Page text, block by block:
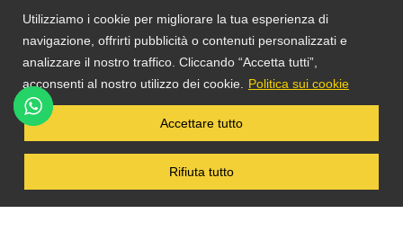
Utilizziamo i cookie per migliorare la tua esperienza di
navigazione, offrirti pubblicità o contenuti personalizzati e
analizzare il nostro traffico. Cliccando “Accetta tutti”,
acconsenti al nostro utilizzo dei cookie.
Politica sui cookie
Rifiuta tutto
Accettare tutto
TS DACOM
S.R.L. UNIPERSONALE P. IVA
03055900231 © COPYRIGHT 2025 TUTTI I